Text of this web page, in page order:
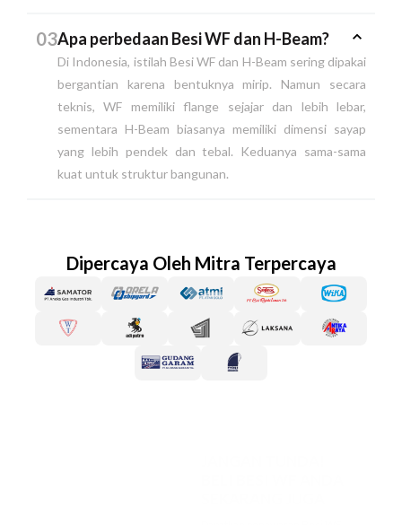
03Apa perbedaan Besi WF dan H-Beam?
Di Indonesia, istilah Besi WF dan H-Beam sering dipakai
bergantian karena bentuknya mirip. Namun secara
teknis, WF memiliki flange sejajar dan lebih lebar,
sementara H-Beam biasanya memiliki dimensi sayap
yang lebih pendek dan tebal. Keduanya sama-sama
kuat untuk struktur bangunan.
Dipercaya Oleh Mitra Terpercaya